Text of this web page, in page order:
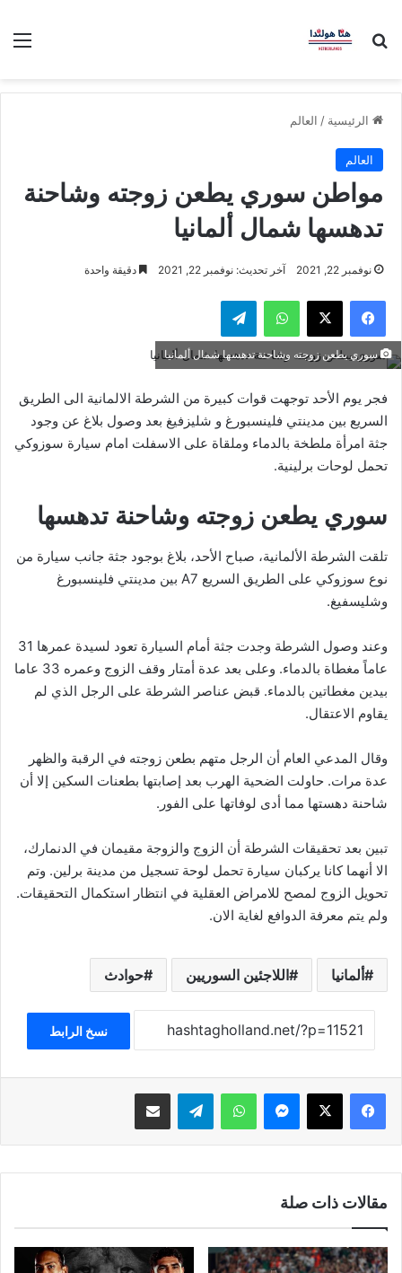
بحث عن
الرئيسية / العالم
العالم
مواطن سوري يطعن زوجته وشاحنة
تدهسها شمال ألمانيا
نوفمبر 22, 2021 آخر تحديث: نوفمبر 22, 2021 دقيقة واحدة
فيسبوك ‫X واتساب تيلقرام
سوري يطعن زوجته وشاحنة تدهسها شمال ألمانيا
فجر يوم الأحد توجهت قوات كبيرة من الشرطة الالمانية الى الطريق
السريع بين مدينتي فلينسبورغ و شليزفيغ بعد وصول بلاغ عن وجود
جثة امرأة ملطخة بالدماء وملقاة على الاسفلت امام سيارة سوزوكي
تحمل لوحات برلينية.
سوري يطعن زوجته وشاحنة تدهسها
تلقت الشرطة الألمانية، صباح الأحد، بلاغ بوجود جثة جانب سيارة من
نوع سوزوكي على الطريق السريع A7 بين مدينتي فلينسبورغ
وشليسفيغ.
وعند وصول الشرطة وجدت جثة أمام السيارة تعود لسيدة عمرها 31
عاماً مغطاة بالدماء. وعلى بعد عدة أمتار وقف الزوج وعمره 33 عاما
بيدين مغطاتين بالدماء. قبض عناصر الشرطة على الرجل الذي لم
يقاوم الاعتقال.
وقال المدعي العام أن الرجل متهم بطعن زوجته في الرقبة والظهر
عدة مرات. حاولت الضحية الهرب بعد إصابتها بطعنات السكين إلا أن
شاحنة دهستها مما أدى لوفاتها على الفور.
تبين بعد تحقيقات الشرطة أن الزوج والزوجة مقيمان في الدنمارك،
الا أنهما كانا يركبان سيارة تحمل لوحة تسجيل من مدينة برلين. وتم
تحويل الزوج لمصح للامراض العقلية في انتظار استكمال التحقيقات.
ولم يتم معرفة الدوافع لغاية الان.
ألمانيا اللاجئين السوريين حوادث
نسخ الرابط
فيسبوك ‫X ماسنجر واتساب تيلقرام مشاركة عبر البريد
مقالات ذات صلة